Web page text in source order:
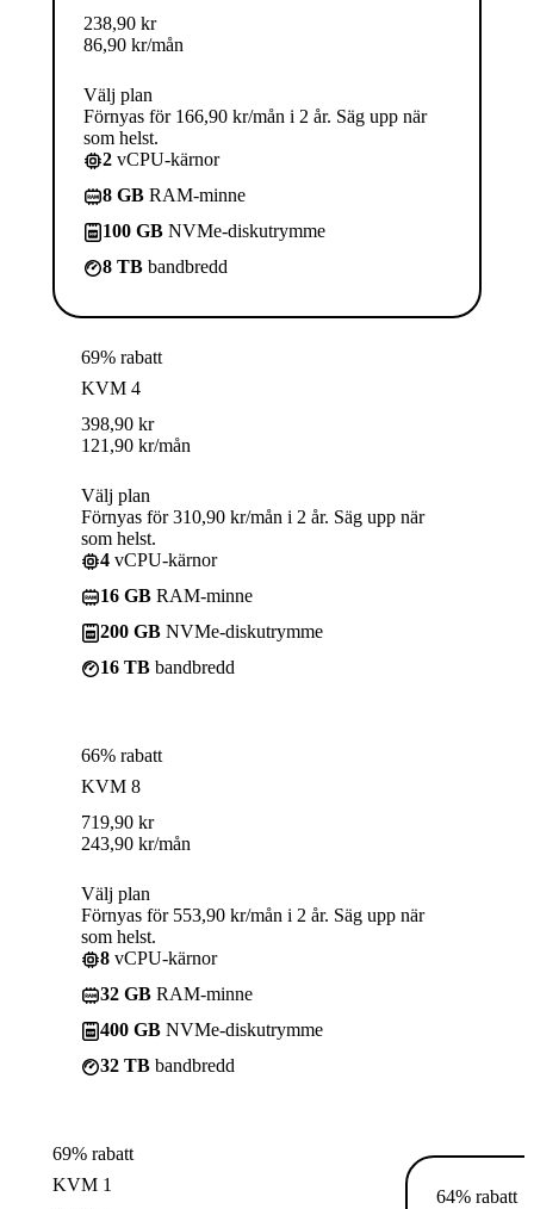
238,90 kr
86,90 kr/mån
Välj plan
Förnyas för 166,90 kr/mån i 2 år. Säg upp när
som helst.
2 vCPU-kärnor
8 GB RAM-minne
100 GB NVMe-diskutrymme
8 TB bandbredd
69% rabatt
KVM 4
398,90 kr
121,90 kr/mån
Välj plan
Förnyas för 310,90 kr/mån i 2 år. Säg upp när
som helst.
4 vCPU-kärnor
16 GB RAM-minne
200 GB NVMe-diskutrymme
16 TB bandbredd
66% rabatt
KVM 8
719,90 kr
243,90 kr/mån
Välj plan
Förnyas för 553,90 kr/mån i 2 år. Säg upp när
som helst.
8 vCPU-kärnor
32 GB RAM-minne
400 GB NVMe-diskutrymme
32 TB bandbredd
69% rabatt
KVM 1
64% rabatt